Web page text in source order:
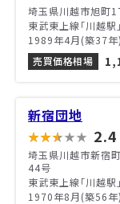
埼玉県川越市旭町
東武東上線「川越駅
1989年4月(築37年)
売買価格相場
新宿団地
2.4
埼玉県川越市新宿
44号
東武東上線「川越駅
1970年8月(築56年)